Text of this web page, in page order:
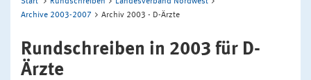
Archive 2003-2007
Archiv 2003 - D-Ärzte
Rundschreiben in 2003 für D-
Ärzte